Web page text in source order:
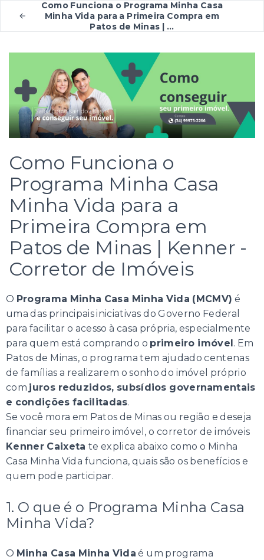
Como Funciona o Programa Minha Casa
Minha Vida para a Primeira Compra em
Patos de Minas | ...
Como Funciona o
Programa Minha Casa
Minha Vida para a
Primeira Compra em
Patos de Minas | Kenner -
Corretor de Imóveis
O Programa Minha Casa Minha Vida (MCMV) é
uma das principais iniciativas do Governo Federal
para facilitar o acesso à casa própria, especialmente
para quem está comprando o primeiro imóvel . Em
Patos de Minas, o programa tem ajudado centenas
de famílias a realizarem o sonho do imóvel próprio
com juros reduzidos, subsídios governamentais
e condições facilitadas.
Se você mora em Patos de Minas ou região e deseja
financiar seu primeiro imóvel, o corretor de imóveis
Kenner Caixeta te explica abaixo como o Minha
Casa Minha Vida funciona, quais são os benefícios e
quem pode participar.
1. O que é o Programa Minha Casa
Minha Vida?
O Minha Casa Minha Vida é um programa